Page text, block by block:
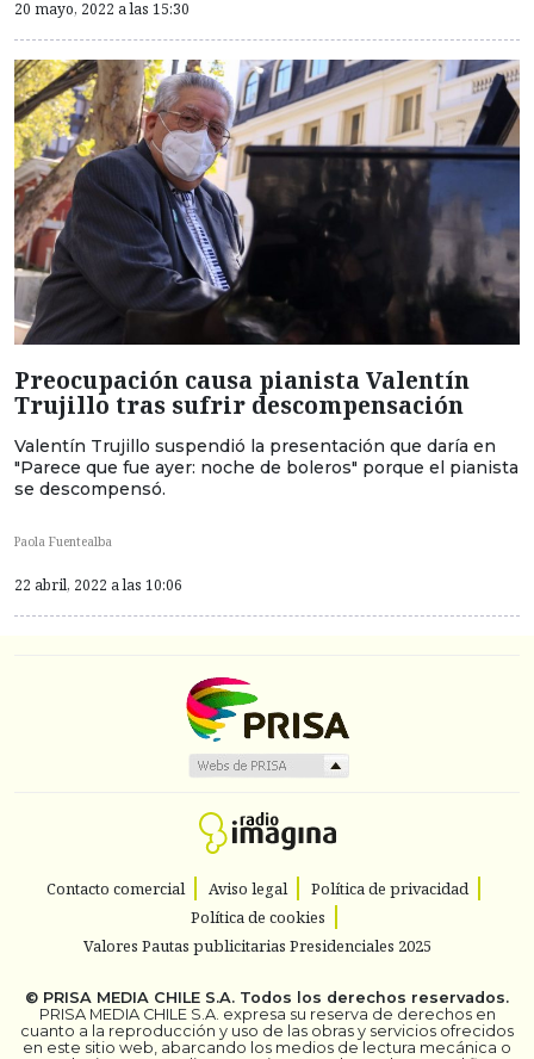
20 mayo, 2022 a las 15:30
Preocupación causa pianista Valentín
Trujillo tras sufrir descompensación
Valentín Trujillo suspendió la presentación que daría en
"Parece que fue ayer: noche de boleros" porque el pianista
se descompensó.
Paola Fuentealba
22 abril, 2022 a las 10:06
Contacto comercial Aviso legal
Política de privacidad
Política de cookies
Valores Pautas publicitarias Presidenciales 2025
© PRISA MEDIA CHILE S.A. Todos los derechos reservados.
PRISA MEDIA CHILE S.A. expresa su reserva de derechos en
cuanto a la reproducción y uso de las obras y servicios ofrecidos
en este sitio web, abarcando los medios de lectura mecánica o